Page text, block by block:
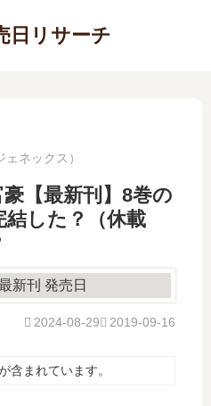
日リサーチ
ネックス）
【最新刊】8巻の
した？（休載
2019-09-16
2024-08-29
含まれています。